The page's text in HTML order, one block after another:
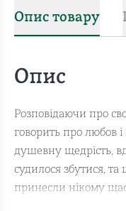
Опис товару
Опис
Розповідаючи про
говорить про любов
душевну щедрість,
судилося збутися, та
принесли нікому